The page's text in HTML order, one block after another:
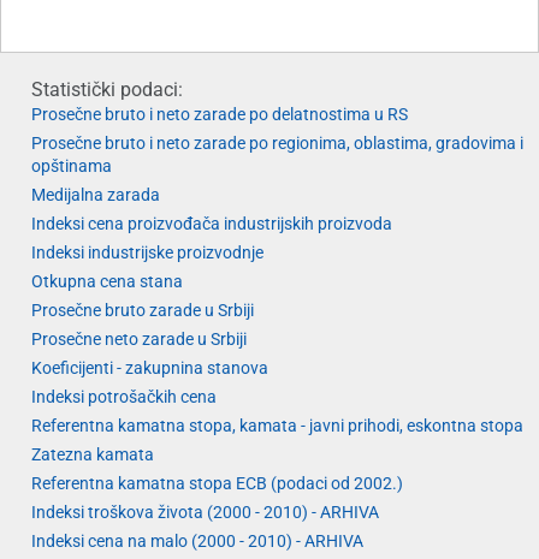
Statistički podaci:
Prosečne bruto i neto zarade po delatnostima u RS
Prosečne bruto i neto zarade po regionima, oblastima, gradovima i
opštinama
Medijalna zarada
Indeksi cena proizvođača industrijskih proizvoda
Indeksi industrijske proizvodnje
Otkupna cena stana
Prosečne bruto zarade u Srbiji
Prosečne neto zarade u Srbiji
Koeficijenti - zakupnina stanova
Indeksi potrošačkih cena
Referentna kamatna stopa, kamata - javni prihodi, eskontna stopa
Zatezna kamata
Referentna kamatna stopa ECB (podaci od 2002.)
Indeksi troškova života (2000 - 2010) - ARHIVA
Indeksi cena na malo (2000 - 2010) - ARHIVA